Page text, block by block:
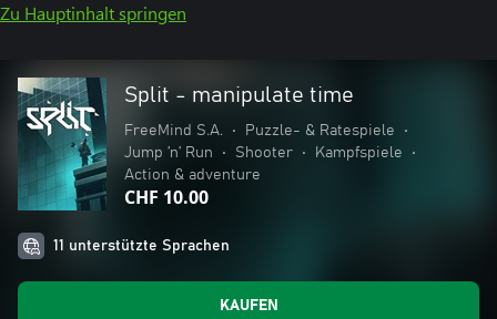
Zu Hauptinhalt springen
Split - manipulate time
FreeMind S.A. • Puzzle- & Ratespiele
•
Jump ’n’ Run
• Shooter • Kampfspiele
•
Action & adventure
CHF 10.00
11 unterstützte Sprachen
KAUFEN